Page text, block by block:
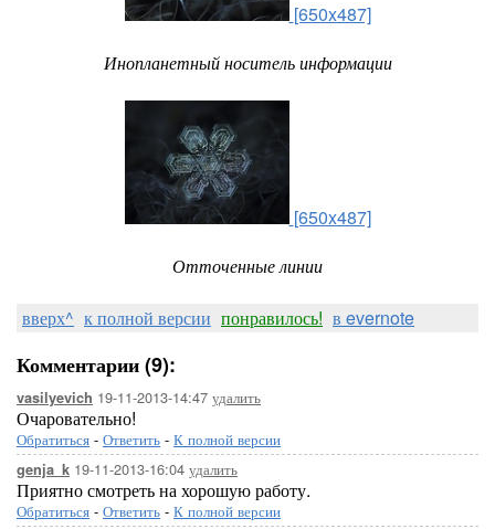
[650x487]
Инопланетный носитель информации
[650x487]
Отточенные линии
вверх^ к полной версии понравилось! в evernote
Комментарии (9):
vasilyevich 19-11-2013-14:47 удалить
Очаровательно!
Обратиться - Ответить - К полной версии
genja_k 19-11-2013-16:04 удалить
Приятно смотреть на хорошую работу.
Обратиться - Ответить - К полной версии